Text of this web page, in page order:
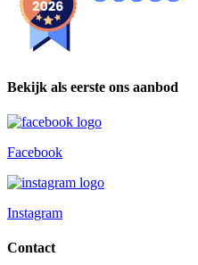
Bekijk als eerste ons aanbod
Facebook
Instagram
Contact